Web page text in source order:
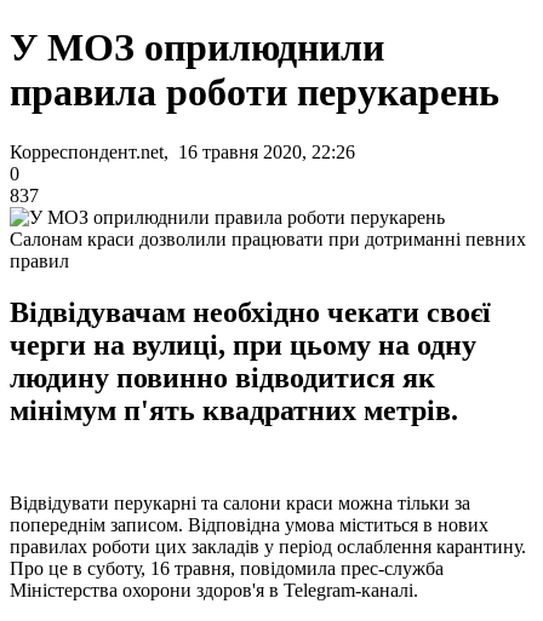
У МОЗ оприлюднили
правила роботи перукарень
Корреспондент.net, 16 травня 2020, 22:26
0
837
Салонам краси дозволили працювати при дотриманні певних
правил
Відвідувачам необхідно чекати своєї
черги на вулиці, при цьому на одну
людину повинно відводитися як
мінімум п'ять квадратних метрів.
Відвідувати перукарні та салони краси можна тільки за
попереднім записом. Відповідна умова міститься в нових
правилах роботи цих закладів у період ослаблення карантину.
Про це в суботу, 16 травня, повідомила прес-служба
Міністерства охорони здоров'я в Telegram-каналі.